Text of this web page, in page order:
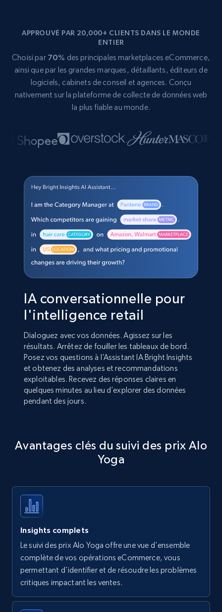
APPROUVÉ PAR 20,000+ CLIENTS DANS LE MONDE
ENTIER
Choisi par 70% des principales marketplaces eCommerce,
ainsi que par les grandes marques, détaillants, éditeurs de
logiciels, cabinets de conseil et agences. Conçu
nativement sur la plateforme de collecte de données web
la plus fiable au monde.
IA conversationnelle pour
l'intelligence retail
Dialoguez avec vos données. Agissez sur les
résultats. Arrêtez de fouiller les tableaux de bord.
Posez vos questions à l’Assistant IA Bright Insights
et obtenez des analyses et recommandations
exploitables. Recevez des réponses claires en
quelques minutes au lieu d’explorer des données
pendant des jours.
Avantages clés du suivi des prix Alo
Yoga
Insights complets
Le suivi des prix Alo Yoga offre une vue d'ensemble
complète de vos opérations eCommerce, vous
permettant d'identifier et de résoudre les problèmes
critiques impactant les ventes.